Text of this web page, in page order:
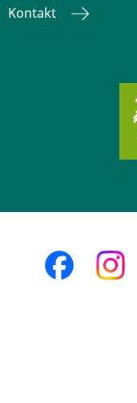
Kontakt